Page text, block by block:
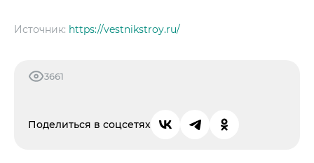
Источник: https://vestnikstroy.ru/
3661
Поделиться в соцсетях